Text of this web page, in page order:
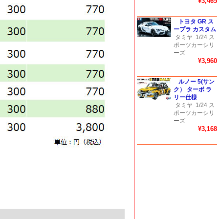
トヨタ GR ス
ープラ カスタム
タミヤ 1/24 ス
ポーツカーシリ
ーズ
¥3,960
ルノー 5(サン
ク） ターボ ラ
リー仕様
タミヤ 1/24 ス
ポーツカーシリ
ーズ
¥3,168